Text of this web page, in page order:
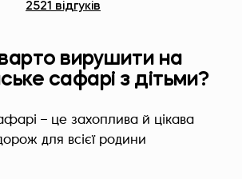
2521 відгуків
вирушити на
сафарі з дітьми?
– це захоплива й цікава
для всієї родини